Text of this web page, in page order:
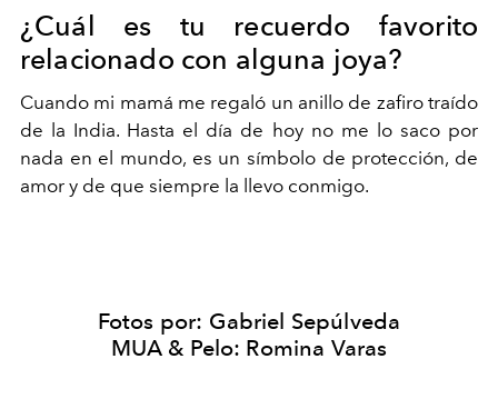
¿Cuál es tu recuerdo favorito
relacionado con alguna joya?
Cuando mi mamá me regaló un anillo de zafiro traído
de la India. Hasta el día de hoy no me lo saco por
nada en el mundo, es un símbolo de protección, de
amor y de que siempre la llevo conmigo.
Fotos por: Gabriel Sepúlveda
MUA & Pelo: Romina Varas